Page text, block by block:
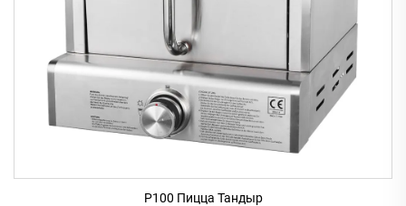
P100 Пицца Тандыр